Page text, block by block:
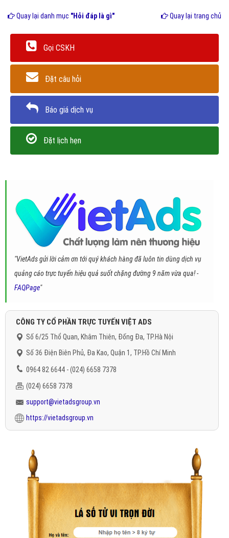
Quay lại danh mục "Hỏi đáp là gì" Quay lại trang chủ
Gọi CSKH
Đặt câu hỏi
Báo giá dịch vụ
Đặt lịch hẹn
"VietAds gửi lời cảm ơn tới quý khách hàng đã luôn tin dùng dịch vụ
quảng cáo trực tuyến hiệu quả suốt chặng đường 9 năm vừa qua! -
FAQPage"
CÔNG TY CỔ PHẦN TRỰC TUYẾN VIỆT ADS
Số 6/25 Thổ Quan, Khâm Thiên, Đống Đa, TP.Hà Nội
Số 36 Điện Biên Phủ, Đa Kao, Quận 1, TP.Hồ Chí Minh
0964 82 6644 - (024) 6658 7378
(024) 6658 7378
support@vietadsgroup.vn
https://vietadsgroup.vn